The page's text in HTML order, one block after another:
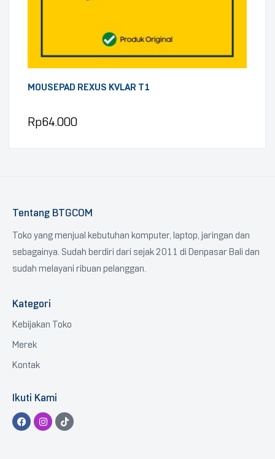
MOUSEPAD REXUS KVLAR T1
Rp64.000
Tentang BTGCOM
Toko yang menjual kebutuhan komputer, laptop, jaringan dan
sebagainya. Sudah berdiri dari sejak 2011 di Denpasar Bali dan
sudah melayani ribuan pelanggan.
Kategori
Kebijakan Toko
Merek
Kontak
Ikuti Kami